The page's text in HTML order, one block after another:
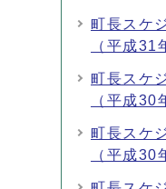
町長スケ
（平成31
町長スケ
（平成30
町長スケ
（平成30